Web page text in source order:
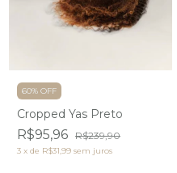
60% OFF
Cropped Yas Preto
R$95,96 R$239,90
3 x de R$31,99 sem juros